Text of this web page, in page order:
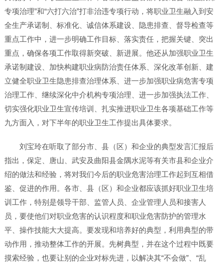
专项治理”和“六打六治”打非治违专项行动，将职业卫生融入到安
全生产承诺制、标准化、诚信体系建设、隐患排查、督导检查等
重点工作中，进一步明确工作目标、落实责任，把握关键、突出
重点，确保各项工作取得新突破、新进展。他还从加强职业卫生
承诺制建设、加快构建职业病防治责任体系、深化改革创新、建
立健全职业卫生隐患排查治理体系、进一步加强职业病危害专项
治理工作、继续深化中介机构专项治理、进一步加强执法工作、
切实强化职业卫生宣传培训、扎实推进职业卫生各项基础工作等
九方面入，对下半年的职业卫生工作提出具体要求。
刘宝玲在听取了部分市、县（区）和企业的典型发言汇报后
指出，保定、唐山、武安及曲阳县金隅水泥等有关市县和企业介
绍的做法和经验，将对我们今后的职业危害治理工作起到互相借
鉴、促进的作用。各市、县（区）和企业都应该抓好职业卫生培
训工作，特别是领导干部、监管人员、企业管理人员和接害人
员，要使他们对职业危害的认识程度和职业危害防护的管理水
平、操作技能大大提高。要发现和培养好的典型，利用典型的带
动作用，推动整体工作的开展。先树典型，并在这个过程中既要
摸索经验，也要让别的企业对标先进，以解决其“不会做”、“乱